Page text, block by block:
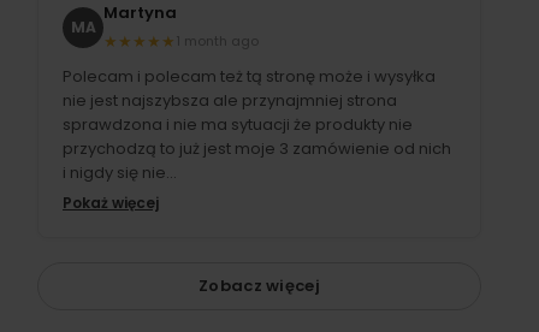
MA
Martyna
★★★★★ 1 month ago
Polecam i polecam też tą stronę może i wysyłka
nie jest najszybsza ale przynajmniej strona
sprawdzona i nie ma sytuacji że produkty nie
przychodzą to już jest moje 3 zamówienie od nich
i nigdy się nie...
Pokaż więcej
Zobacz więcej